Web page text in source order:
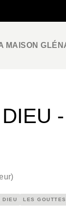
MAISON
)
DIEU LES